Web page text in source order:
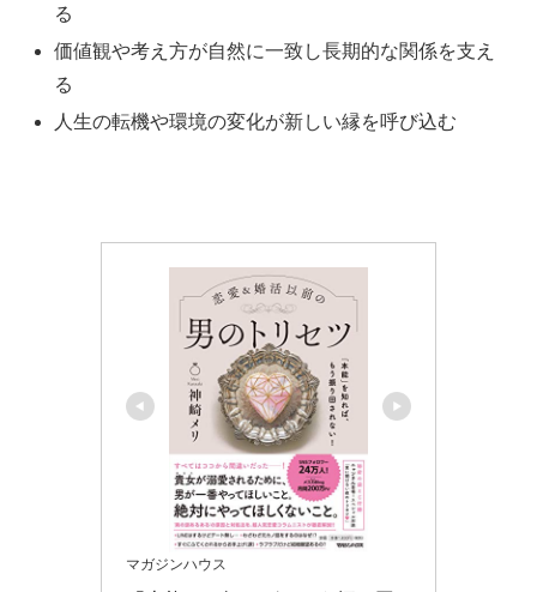
る
価値観や考え方が自然に一致し長期的な関係を支え
る
人生の転機や環境の変化が新しい縁を呼び込む
マガジンハウス